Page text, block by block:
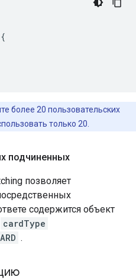
более 20 пользовательских
только 20.
подчиненных
позволяет
содержится объект
cardType
.